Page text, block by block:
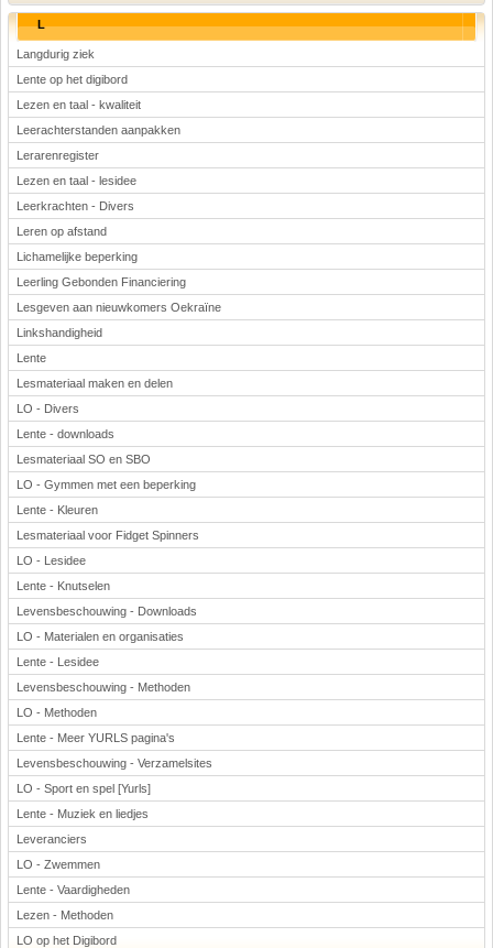
L
Langdurig ziek
Lente op het digibord
Lezen en taal - kwaliteit
Leerachterstanden aanpakken
Lerarenregister
Lezen en taal - lesidee
Leerkrachten - Divers
Leren op afstand
Lichamelijke beperking
Leerling Gebonden Financiering
Lesgeven aan nieuwkomers Oekraïne
Linkshandigheid
Lente
Lesmateriaal maken en delen
LO - Divers
Lente - downloads
Lesmateriaal SO en SBO
LO - Gymmen met een beperking
Lente - Kleuren
Lesmateriaal voor Fidget Spinners
LO - Lesidee
Lente - Knutselen
Levensbeschouwing - Downloads
LO - Materialen en organisaties
Lente - Lesidee
Levensbeschouwing - Methoden
LO - Methoden
Lente - Meer YURLS pagina's
Levensbeschouwing - Verzamelsites
LO - Sport en spel [Yurls]
Lente - Muziek en liedjes
Leveranciers
LO - Zwemmen
Lente - Vaardigheden
Lezen - Methoden
LO op het Digibord